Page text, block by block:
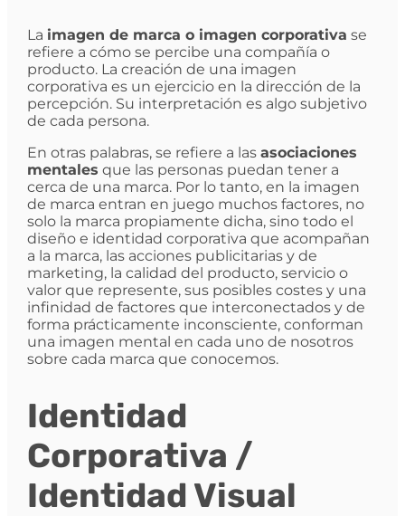
La imagen de marca o imagen corporativa se
refiere a cómo se percibe una compañía o
producto. La creación de una imagen
corporativa es un ejercicio en la dirección de la
percepción. Su interpretación es algo subjetivo
de cada persona.
En otras palabras, se refiere a las asociaciones
mentales que las personas puedan tener a
cerca de una marca. Por lo tanto, en la imagen
de marca entran en juego muchos factores, no
solo la marca propiamente dicha, sino todo el
diseño e identidad corporativa que acompañan
a la marca, las acciones publicitarias y de
marketing, la calidad del producto, servicio o
valor que represente, sus posibles costes y una
infinidad de factores que interconectados y de
forma prácticamente inconsciente, conforman
una imagen mental en cada uno de nosotros
sobre cada marca que conocemos.
Identidad
Corporativa /
Identidad Visual